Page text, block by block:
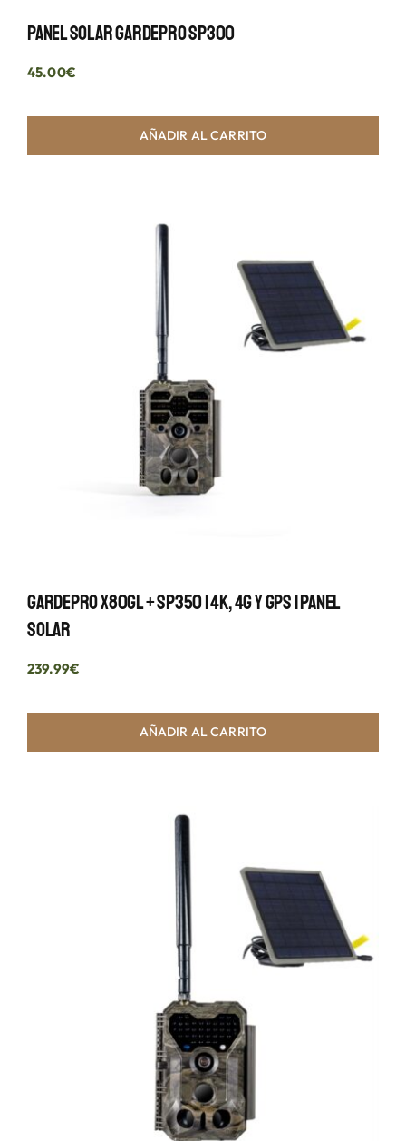
Panel Solar GardePro SP300
45.00€
AÑADIR AL CARRITO
GardePro X80GL + SP350 | 4K, 4G Y GPS | Panel
Solar
239.99€
AÑADIR AL CARRITO